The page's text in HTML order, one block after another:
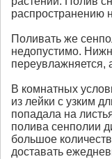
распространению
Поливать же
недопустимо.
переувлажняется,
В комнатных
из лейки с узким
попадала на
полива сенполии
большое
доставать